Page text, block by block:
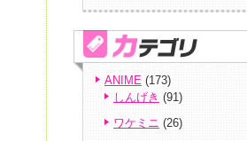
ANIME (173)
しんげき (91)
ワケミニ (26)